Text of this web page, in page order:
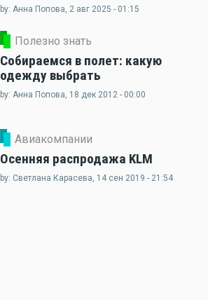
by: Анна Попова, 2 авг 2025 - 01:15
Полезно знать
Собираемся в полет: какую
одежду выбрать
by: Анна Попова, 18 дек 2012 - 00:00
Авиакомпании
Осенняя распродажа KLM
by: Светлана Карасева, 14 сен 2019 - 21:54